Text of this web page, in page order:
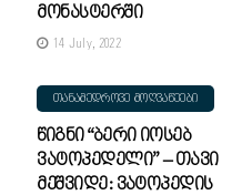
Მონასტერში
14 July, 2022
ᲗᲐᲜᲐᲛᲔᲓᲠᲝᲕᲔ ᲛᲝᲦᲕᲐᲬᲔᲔᲑᲘ
Წიგნი “ბერი Იოსებ
Ვატოპედელი” – Თავი
Მეშვიდე: Ვატოპედის